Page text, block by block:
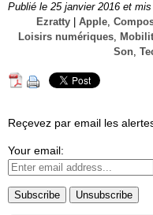
Publié le 25 janvier 2016 et
Ezratty
Apple,
Loisirs numériques,
Son,
Reçevez par email les
Your email: